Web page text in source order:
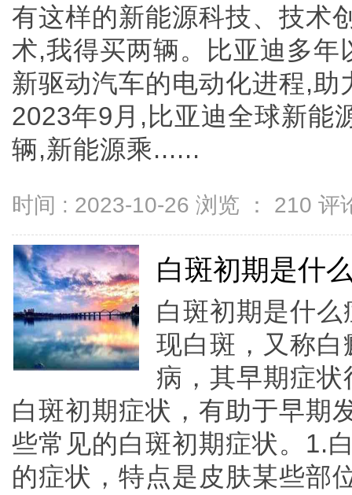
有这样的新能源科技、技术
术,我得买两辆。比亚迪多
新驱动汽车的电动化进程,
2023年9月,比亚迪全球新能
辆,新能源乘......
时间 : 2023-10-26 浏览 ： 210 评
白斑初期是什
白斑初期是什
现白斑，又称
病，其早期症
白斑初期症状，有助于早期
些常见的白斑初期症状。1.
的症状，特点是皮肤某些部